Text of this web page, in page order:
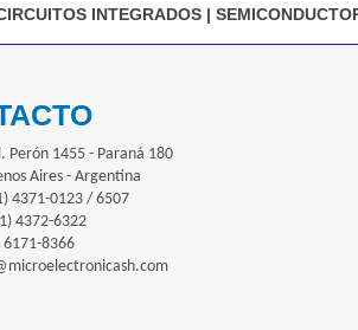
INTEGRADOS |
Perón 1455 - Paraná 180
Aires - Argentina
4371-0123 / 6507
4372-6322
6171-8366